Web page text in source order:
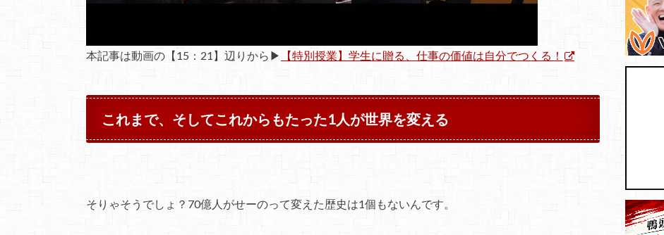
本記事は動画の【15：21】辺りから▶ 【特別授業】学生に贈る、仕事の価値は自分でつくる！
これまで、そしてこれからもたった1人が世界を変える
そりゃそうでしょ？70億人がせーのって変えた歴史は1個もないんです。